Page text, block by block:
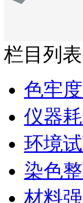
栏目列表
色牢
仪器
环境
染色
材料